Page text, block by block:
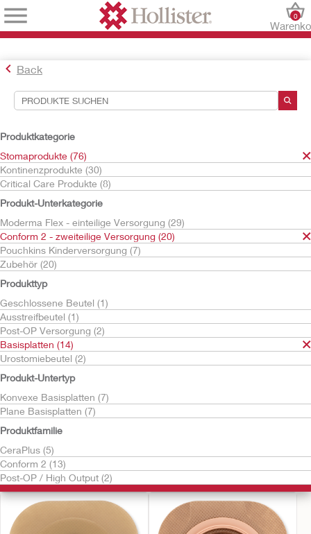
0
Back
Produktkategorie
Stomaprodukte (76)
Kontinenzprodukte (30)
Critical Care Produkte (8)
Produkt-Unterkategorie
Moderma Flex - einteilige Versorgung (29)
Conform 2 - zweiteilige Versorgung (20)
Pouchkins Kinderversorgung (7)
Zubehör (20)
Produkttyp
Geschlossene Beutel (1)
Ausstreifbeutel (1)
Post-OP Versorgung (2)
Basisplatten (14)
Urostomiebeutel (2)
Produkt-Untertyp
Konvexe Basisplatten (7)
Plane Basisplatten (7)
Produktfamilie
CeraPlus (5)
Conform 2 (13)
Post-OP / High Output (2)
Suchwerkzeuge
Ihre Auswahl:
Stomaprodukte
Conform 2 - zweiteilige Versorgung
Basisplatten
Ihre Auswahl hat
Ergebnisse ergeben
Sortieren nach:
Kostenlos testen
Conform 2™
soft konvex mit
Haftrand
Kostenlos testen
konvex